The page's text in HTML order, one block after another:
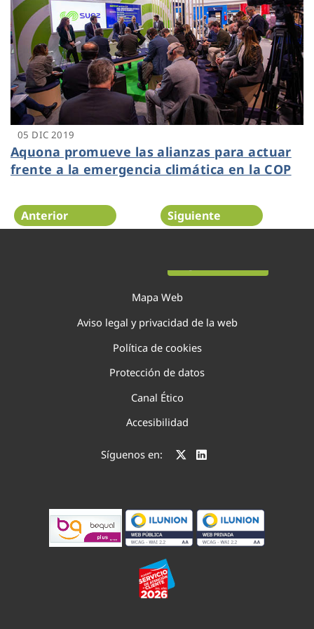
05 DIC 2019
Aquona promueve las alianzas para actuar
frente a la emergencia climática en la COP
Anterior Siguiente
Mapa Web
Aviso legal y privacidad de la web
Política de cookies
Protección de datos
Canal Ético
Accesibilidad
Síguenos en: